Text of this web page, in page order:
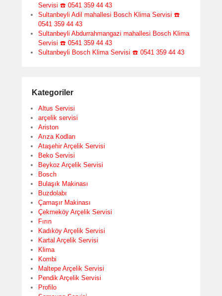
Servisi ☎️ 0541 359 44 43
Sultanbeyli Adil mahallesi Bosch Klima Servisi ☎️
0541 359 44 43
Sultanbeyli Abdurrahmangazi mahallesi Bosch Klima
Servisi ☎️ 0541 359 44 43
Sultanbeyli Bosch Klima Servisi ☎️ 0541 359 44 43
Kategoriler
Altus Servisi
arçelik servisi
Ariston
Arıza Kodları
Ataşehir Arçelik Servisi
Beko Servisi
Beykoz Arçelik Servisi
Bosch
Bulaşık Makinası
Buzdolabı
Çamaşır Makinası
Çekmeköy Arçelik Servisi
Fırın
Kadıköy Arçelik Servisi
Kartal Arçelik Servisi
Klima
Kombi
Maltepe Arçelik Servisi
Pendik Arçelik Servisi
Profilo